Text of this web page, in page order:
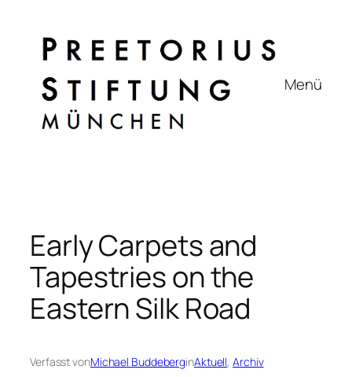
springen
Menü
Early Carpets and
Tapestries on the
Eastern Silk Road
Verfasst vonMichael BuddeberginAktuell, Archiv